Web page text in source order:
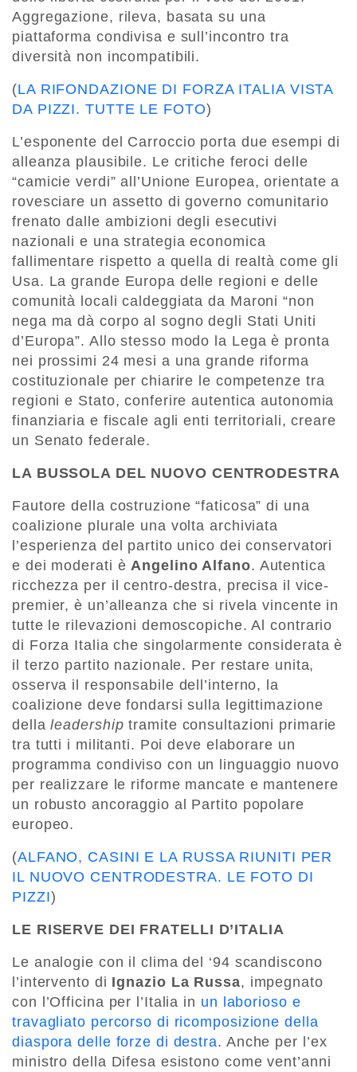
Aggregazione, rileva, basata su una
piattaforma condivisa e sull’incontro tra
diversità non incompatibili.
(LA RIFONDAZIONE DI FORZA ITALIA VISTA
DA PIZZI. TUTTE LE FOTO)
L’esponente del Carroccio porta due esempi di
alleanza plausibile. Le critiche feroci delle
“camicie verdi” all’Unione Europea, orientate a
rovesciare un assetto di governo comunitario
frenato dalle ambizioni degli esecutivi
nazionali e una strategia economica
fallimentare rispetto a quella di realtà come gli
Usa. La grande Europa delle regioni e delle
comunità locali caldeggiata da Maroni “non
nega ma dà corpo al sogno degli Stati Uniti
d’Europa”. Allo stesso modo la Lega è pronta
nei prossimi 24 mesi a una grande riforma
costituzionale per chiarire le competenze tra
regioni e Stato, conferire autentica autonomia
finanziaria e fiscale agli enti territoriali, creare
un Senato federale.
LA BUSSOLA DEL NUOVO CENTRODESTRA
Fautore della costruzione “faticosa” di una
coalizione plurale una volta archiviata
l’esperienza del partito unico dei conservatori
e dei moderati èAngelino Alfano. Autentica
ricchezza per il centro-destra, precisa il vice-
premier, è un’alleanza che si rivela vincente in
tutte le rilevazioni demoscopiche. Al contrario
di Forza Italia che singolarmente considerata è
il terzo partito nazionale. Per restare unita,
osserva il responsabile dell’interno, la
coalizione deve fondarsi sulla legittimazione
dellaleadership tramite consultazioni primarie
tra tutti i militanti. Poi deve elaborare un
programma condiviso con un linguaggio nuovo
per realizzare le riforme mancate e mantenere
un robusto ancoraggio al Partito popolare
europeo.
(ALFANO, CASINI E LA RUSSA RIUNITI PER
IL NUOVO CENTRODESTRA. LE FOTO DI
PIZZI)
LE RISERVE DEI FRATELLI D’ITALIA
Le analogie con il clima del ‘94 scandiscono
l’intervento di Ignazio La Russa, impegnato
con l’Officina per l’Italia in un laborioso e
travagliato percorso di ricomposizione della
diaspora delle forze di destra. Anche per l’ex
ministro della Difesa esistono come vent’anni